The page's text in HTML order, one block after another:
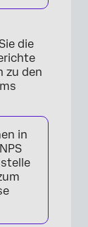
die
zu den
in